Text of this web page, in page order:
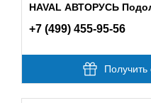
HAVAL АВТОРУСЬ
+7 (499) 455-95-56